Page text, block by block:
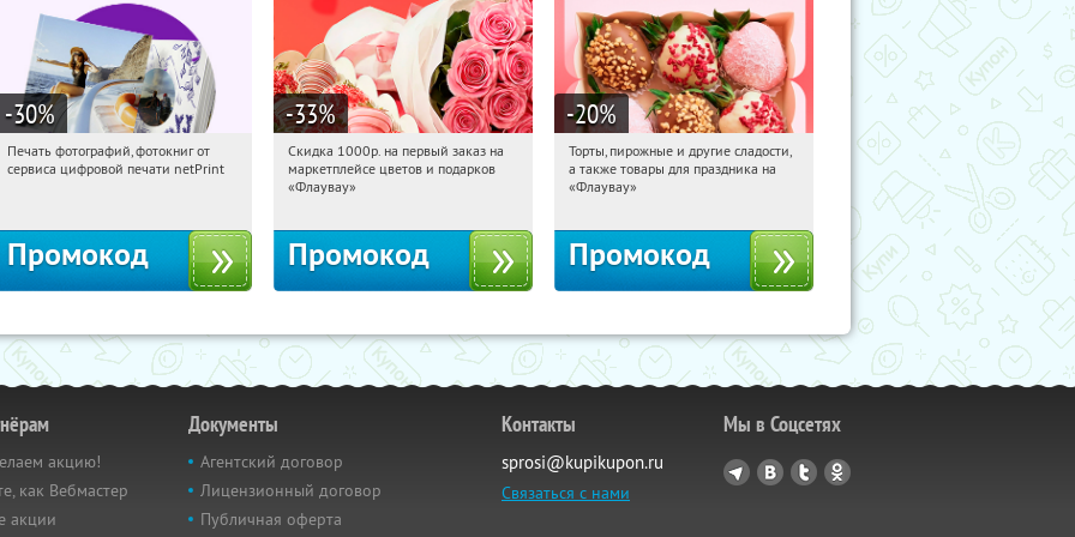
-30%
15:13:59 Получили:
Печать фотографий, фотокниг от
сервиса цифровой печати netPrint
Промокод
-33%
15:13:59 Получили:
Россия
Скидка 1000р. на первый заказ на
маркетплейсе цветов и подарков
«Флаувау»
Промокод
-20%
15:13:59 Получили:
Россия
Торты, пирожные и другие сладости,
а также товары для праздника на
«Флаувау»
Промокод
акцию!
как Вебмастер
акции
Документы
Агентский договор
Лицензионный договор
Публичная оферта
Контакты
sprosi@kupikupon.ru
Связаться с нами
Мы в Соцсетях